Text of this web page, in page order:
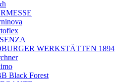
WERKSTÄTTEN 1894
Black Forest